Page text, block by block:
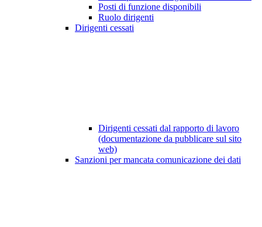
Posti di funzione disponibili
Ruolo dirigenti
Dirigenti cessati
Dirigenti cessati dal rapporto di lavoro
(documentazione da pubblicare sul sito
web)
Sanzioni per mancata comunicazione dei dati